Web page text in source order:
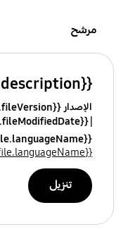
مرشح
{{file.description}}
الإصدار {{file.fileVersion}}
{{file.fileModifiedDate}}
{{file.languageName}}
{{file.languageName}}
تنزيل